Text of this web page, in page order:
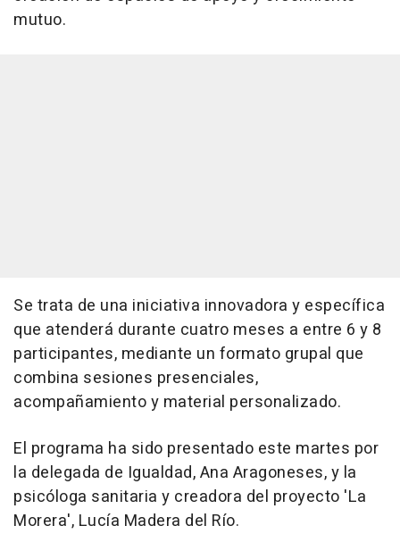
mutuo.
Se trata de una iniciativa innovadora y específica
que atenderá durante cuatro meses a entre 6 y 8
participantes, mediante un formato grupal que
combina sesiones presenciales,
acompañamiento y material personalizado.
El programa ha sido presentado este martes por
la delegada de Igualdad, Ana Aragoneses, y la
psicóloga sanitaria y creadora del proyecto 'La
Morera', Lucía Madera del Río.